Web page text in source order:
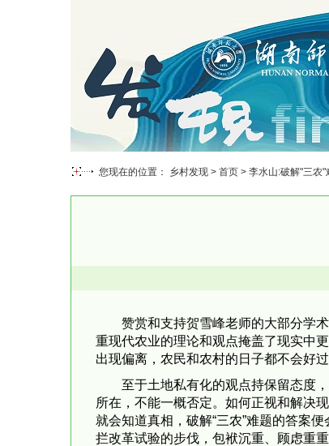
您现在的位置： 乡村发现 > 首页 > 李水山:破解"三农
赞赏和支持贺雪峰老师的大部分学
重现代农业的理论和观点掩盖了现实中
出现偏离，农民和农村的日子都不会好过
至于土地私有化的观点持保留态度
所在，不能一概否定。如何正视和解决
就会知道真相，破解“三农”难题的答案
拦改革试验的步伐，包袱沉重、顾虑重